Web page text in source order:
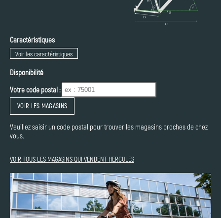
Caractéristiques
Voir les caractéristiques
Disponibilité
Votre code postal :
VOIR LES MAGASINS
Veuillez saisir un code postal pour trouver les magasins proches de chez
vous.
VOIR TOUS LES MAGASINS QUI VENDENT HERCULES